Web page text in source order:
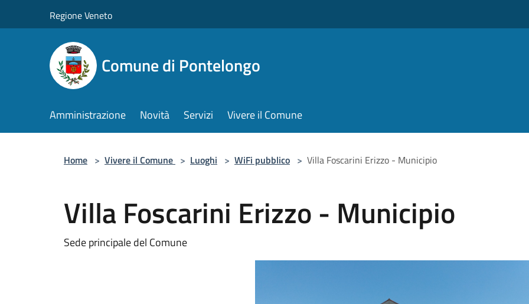
Regione Veneto
Comune di Pontelongo
Amministrazione Novità Servizi Vivere il Comune
Home > Vivere il Comune > Luoghi > WiFi pubblico > Villa Foscarini Erizzo - Municipio
Villa Foscarini Erizzo - Municipio
Sede principale del Comune